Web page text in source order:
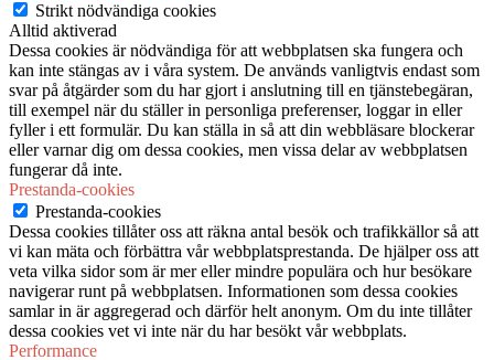
Strikt nödvändiga cookies
Alltid aktiverad
Dessa cookies är nödvändiga för att webbplatsen ska fungera och
kan inte stängas av i våra system. De används vanligtvis endast som
svar på åtgärder som du har gjort i anslutning till en tjänstebegäran,
till exempel när du ställer in personliga preferenser, loggar in eller
fyller i ett formulär. Du kan ställa in så att din webbläsare blockerar
eller varnar dig om dessa cookies, men vissa delar av webbplatsen
fungerar då inte.
Prestanda-cookies
Prestanda-cookies
Dessa cookies tillåter oss att räkna antal besök och trafikkällor så att
vi kan mäta och förbättra vår webbplatsprestanda. De hjälper oss att
veta vilka sidor som är mer eller mindre populära och hur besökare
navigerar runt på webbplatsen. Informationen som dessa cookies
samlar in är aggregerad och därför helt anonym. Om du inte tillåter
dessa cookies vet vi inte när du har besökt vår webbplats.
Performance